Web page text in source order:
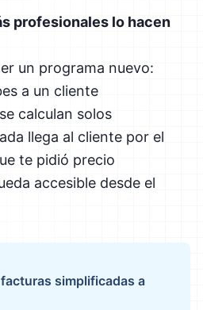
profesionales lo hacen
un programa nuevo:
a un cliente
calculan solos
llega al cliente por el
te pidió precio
accesible desde el
simplificadas a